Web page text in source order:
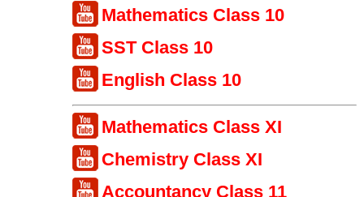
Mathematics Class 10
SST Class 10
English Class 10
Mathematics Class XI
Chemistry Class XI
Accountancy Class 11